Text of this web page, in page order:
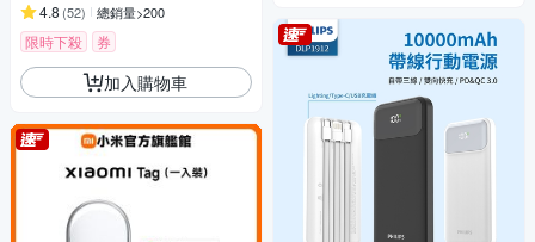
4.8 (52) 總銷量>200
限時下殺 券
加入購物車